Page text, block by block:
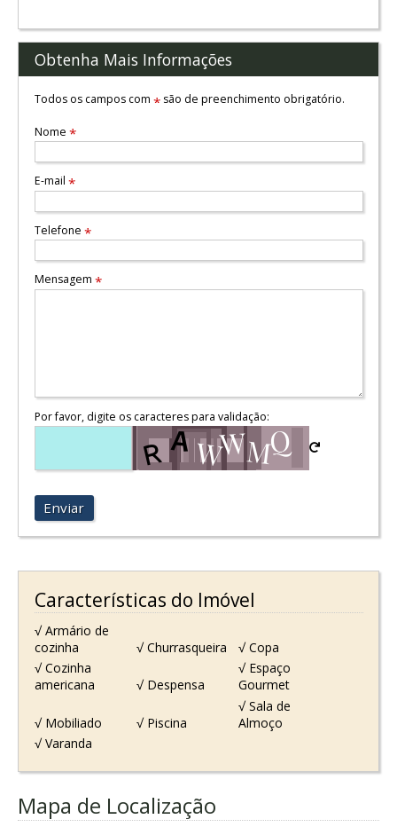
Obtenha Mais Informações
Todos os campos com *são de preenchimento obrigatório.
Nome *
E-mail *
Telefone *
Mensagem *
Por favor, digite os caracteres para validação:
Enviar
Características do Imóvel
√ Armário de
cozinha
√ Churrasqueira
√ Copa
√ Cozinha
americana
√ Despensa
√ Espaço
Gourmet
√ Mobiliado √ Piscina
√ Sala de
Almoço
√ Varanda
Mapa de Localização